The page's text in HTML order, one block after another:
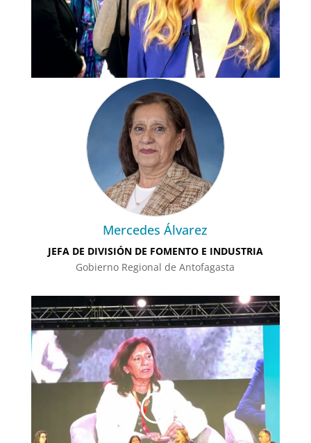
Mercedes Álvarez
JEFA DE DIVISIÓN DE FOMENTO E INDUSTRIA
Gobierno Regional de Antofagasta